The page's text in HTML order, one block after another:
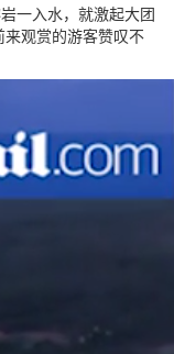
一入水，就激起大团
观赏的游客赞叹不